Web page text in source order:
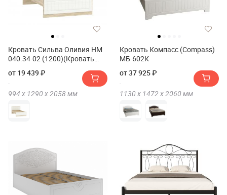
Кровать Сильва Оливия НМ
040.34-02 (1200)(Кровать
(1200))
от 19 439 ₽
994 х 1290 х2058мм
Кровать Компасс (Compass)
МБ-602К
от 37 925 ₽
1130 х 1472 х2060 мм